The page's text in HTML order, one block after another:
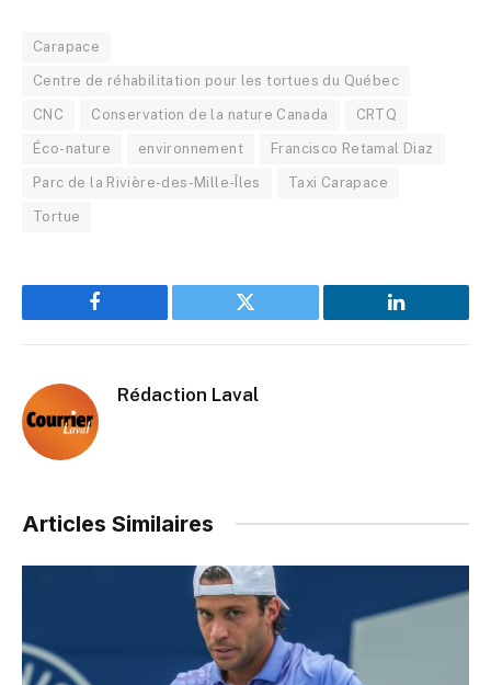
Carapace
Centre de réhabilitation pour les tortues du Québec
CNC Conservation de la nature Canada CRTQ
Éco-nature environnement Francisco Retamal Diaz
Parc de la Rivière-des-Mille-Îles Taxi Carapace
Tortue
Facebook Twitter LinkedIn
Rédaction Laval
Articles Similaires